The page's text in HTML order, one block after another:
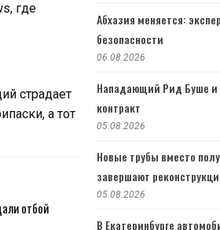
где
страдает
а тот
отбой
Абхазия меняется:
безопасности
06.08.2026
Нападающий Рид Буше и
контракт
05.08.2026
Новые трубы вместо
завершают
05.08.2026
В Екатеринбурге